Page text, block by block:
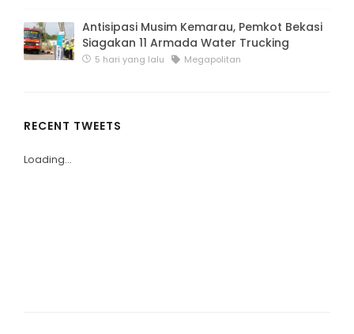
Antisipasi Musim Kemarau, Pemkot Bekasi
Siagakan 11 Armada Water Trucking
5 hari yang lalu Megapolitan
RECENT TWEETS
Loading...